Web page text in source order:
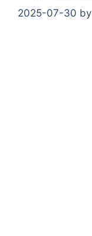
2025-07-30 by